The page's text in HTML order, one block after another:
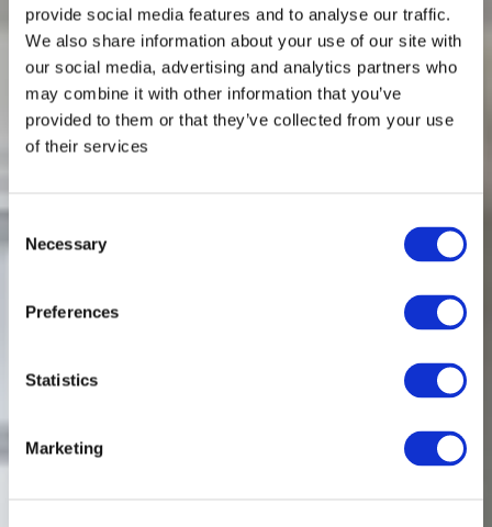
provide social media features and to analyse our traffic.
We also share information about your use of our site with
our social media, advertising and analytics partners who
may combine it with other information that you’ve
provided to them or that they’ve collected from your use
of their services
Selection
Necessary
Preferences
Statistics
Marketing